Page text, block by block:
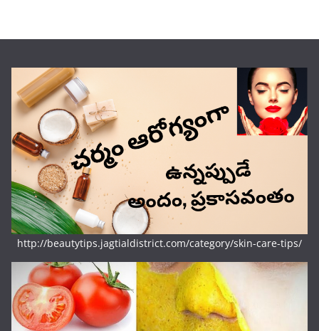
http://beautytips.jagtialdistrict.com/category/skin-care-tips/